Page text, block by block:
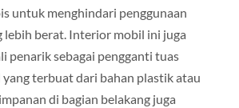
untuk menghindari penggunaan
lebih berat. Interior mobil ini juga
penarik sebagai pengganti tuas
terbuat dari bahan plastik atau
di bagian belakang juga